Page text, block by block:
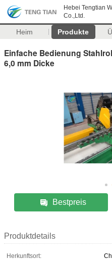
Hebei Tengtian
Co.,Ltd.
Heim Produkte
Einfache Bedienung
6,0 mm Dicke
Bestpreis
Produktdetails
Herkunftsort: